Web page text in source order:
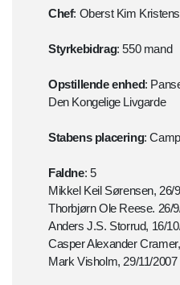
Chef: Oberst Kim
Styrkebidrag: 550 mand
Opstillende enhed:
Den Kongelige Livgarde
Stabens placering:
Faldne: 5
Mikkel Keil Sørensen, 26/
Thorbjørn Ole Reese. 26/
Anders J.S. Storrud, 16/
Casper Alexander
Mark Visholm, 29/11/2007